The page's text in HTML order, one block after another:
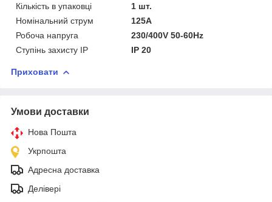
Кількість в упаковці
1 шт.
Номінальний струм
125A
Робоча напруга
230/400V 50-60Hz
Ступінь захисту IP
ІР 20
Приховати
Умови доставки
Нова Пошта
Укрпошта
Адресна доставка
Делівері